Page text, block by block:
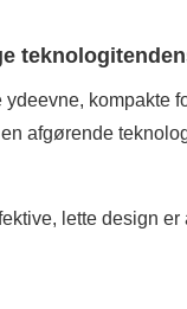
kompakte
afgørende
lette design er